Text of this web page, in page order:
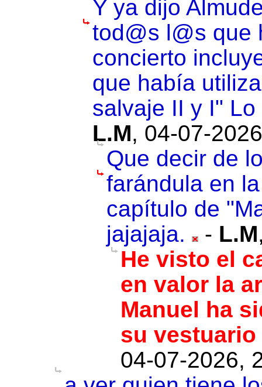
Y ya dijo
tod@s l@s que
concierto
que había
salvaje II y I"
L.M, 04-07-
Que decir de
farándula en
capítulo de
jajajaja.
- L.M
He visto el
en valor la
Manuel ha
su
04-07-2026,